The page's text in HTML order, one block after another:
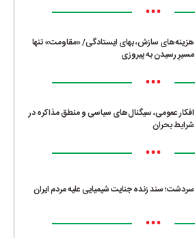
•••
هزینه‌های سازش، بهای ایستادگی/ «مقاومت» تنها
مسیرِ رسیدن به پیروزی
•••
افکار عمومی، سیگنال‌های سیاسی و منطق مذاکره در
شرایط بحران
•••
سردشت؛ سند زنده جنایت شیمیایی علیه مردم ایران
•••